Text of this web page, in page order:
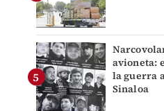
avioneta:
la guerra
Sinaloa